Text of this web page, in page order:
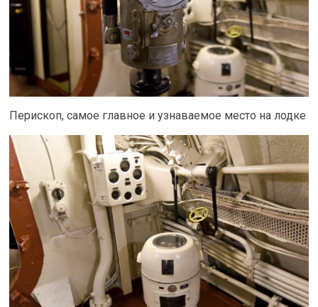
Перископ, самое главное и узнаваемое место на лодке